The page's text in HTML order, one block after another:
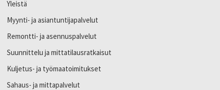
Yleistä
Myynti- ja asiantuntijapalvelut
Remontti- ja asennuspalvelut
Suunnittelu ja mittatilausratkaisut
Kuljetus- ja työmaatoimitukset
Sahaus- ja mittapalvelut